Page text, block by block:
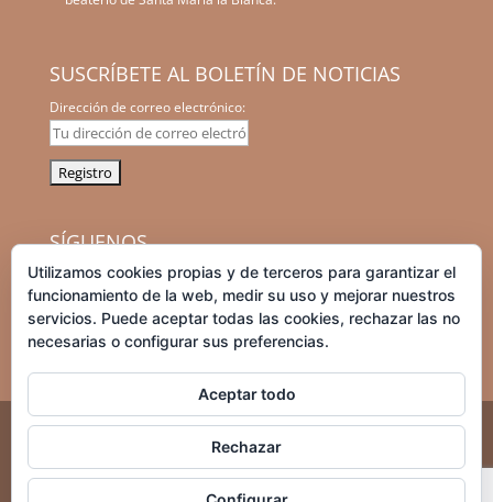
SUSCRÍBETE AL BOLETÍN DE NOTICIAS
Dirección de correo electrónico:
SÍGUENOS
facebook instagramgraduation-
cap
tripadvisor
Teléfono: +34 644 444 006
© 2025 tulaytula.com. Todos los derechos reservados. Las
fotografías cuentan con el permiso de sus autores para
Utilizamos cookies propias y de terceros para garantizar el
funcionamiento de la web, medir su uso y mejorar nuestros
servicios. Puede aceptar todas las cookies, rechazar las no
necesarias o configurar sus preferencias.
Aceptar todo
Rechazar